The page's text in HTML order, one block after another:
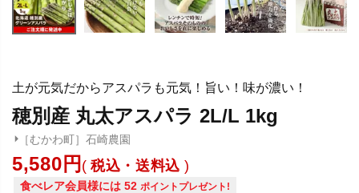
土が元気だからアスパラも元気！旨い！味が濃い！
穂別産 丸太アスパラ 2L/L 1kg
［むかわ町］石崎農園
5,580 税込・送料込
食べレア会員様には 52 ポイントプレゼント!